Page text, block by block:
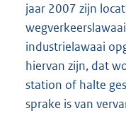
jaar 2007 zijn
industrielawaai
hiervan zijn, dat
station of halte
sprake is van